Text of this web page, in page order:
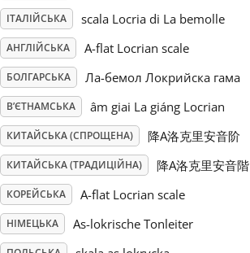
Tiếng Việt
Türkçe
Українська
繁體中文
ІТАЛІЙСЬКА scala Locria di La bemolle
АНГЛІЙСЬКА A-flat Locrian scale
БОЛГАРСЬКА Ла-бемол Локрийска гама
В’ЄТНАМСЬКА âm giai La giáng Locrian
КИТАЙСЬКА (СПРОЩЕНА) 降A洛克里安音阶
КИТАЙСЬКА (ТРАДИЦІЙНА) 降A洛克里安音階
КОРЕЙСЬКА A-flat Locrian scale
НІМЕЦЬКА As-lokrische Tonleiter